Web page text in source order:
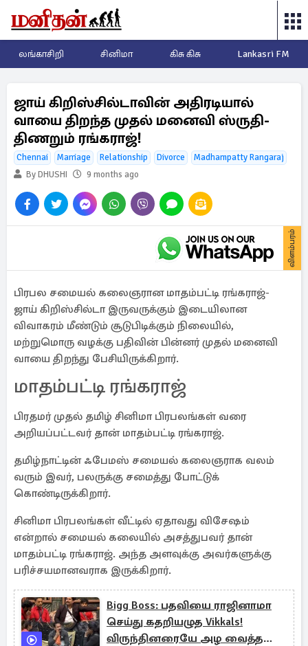
லங்காசிறி சினிமா கிசு கிசு Lankasri FM
ஜாய் கிறிஸ்சில்டாவின் அதிரடியால்
வாயை திறந்த முதல் மனைவி ஸ்ருதி-
திணறும் ரங்கராஜ்!
Chennai Marriage Relationship Divorce
Madhampatty Rangaraj
By DHUSHI
9 months ago
விளம்பரம்
பிரபல சமையல் கலைஞரான மாதம்பட்டி ரங்கராஜ்-
ஜாய் கிறிஸ்சில்டா இருவருக்கும் இடையிலான
விவாகரம் மீண்டும் சூடுபிடிக்கும் நிலையில்,
மற்றுமொரு வழக்கு பதிவின் பின்னர் முதல் மனைவி
வாயை திறந்து பேசியிருக்கிறார்.
மாதம்பட்டி ரங்கராஜ்
பிரதமர் முதல் தமிழ் சினிமா பிரபலங்கள் வரை
அறியப்பட்டவர் தான் மாதம்பட்டி ரங்கராஜ்.
தமிழ்நாட்டின் ஃபேமஸ் சமையல் கலைஞராக வலம்
வரும் இவர், பலருக்கு சமைத்து போட்டுக்
கொண்டிருக்கிறார்.
சினிமா பிரபலங்கள் வீட்டில் ஏதாவது விசேஷம்
என்றால் சமையல் கலையில் அசத்துபவர் தான்
மாதம்பட்டி ரங்கராஜ். அந்த அளவுக்கு அவர்களுக்கு
பரிச்சயமானவராக இருக்கிறார்.
Bigg Boss: பதவியை ராஜினாமா
செய்து கதறியழுத Vikkals!
விருந்தினரையே அழ வைத்த